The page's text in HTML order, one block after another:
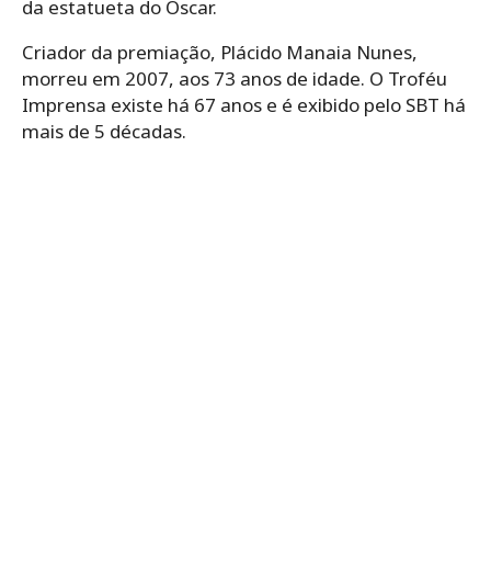
da estatueta do Oscar.
Criador da premiação, Plácido Manaia Nunes,
morreu em 2007, aos 73 anos de idade. O Troféu
Imprensa existe há 67 anos e é exibido pelo SBT há
mais de 5 décadas.